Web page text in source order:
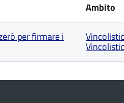
Ambito
per firmare i